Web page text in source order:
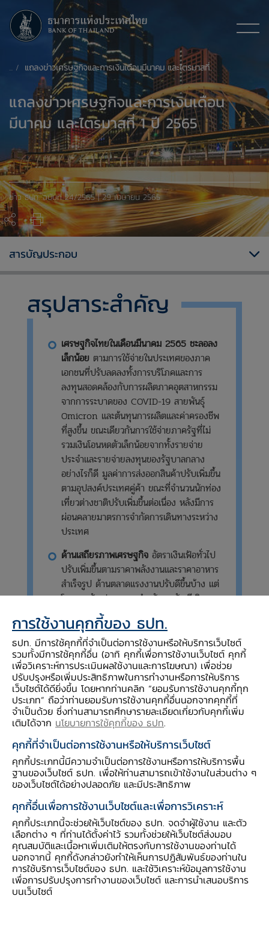
แถลงข่าวเศรษฐกิจและการเงินเดือนมีนาคม และไตรมาสที่ 1 ปี 2565
แถลงข่าวเศรษฐกิจและการเงินเดือน
มีนาคม และไตรมาสที่ 1 ปี 2565
ข่าว ธปท. ​ฉบับที่ 24/2565 | 29 เมษายน 2565
สรุปสาระสำคัญ
​เศรษฐกิจไทยในเดือนมีนาคม 2565 ชะลอลง
เล็กน้อย ตามการใช้จ่ายในประเทศของภาค
เอกชนที่ปรับลดลงทั้งการบริโภคและการ
ลงทุนสอดคล้องกับการผลิตภาคอุตสาหกรรม
จากการระบาดของ COVID-19 สายพันธุ์
Omicron และต้นทุนการผลิตและค่าครองชีพ
ที่สูงขึ้น ขณะเดียวกันการใช้จ่ายภาครัฐที่ไม่
รวมเงินโอนหดตัวเล็กน้อยจากทั้งรายจ่าย
ประจำและรายจ่ายลงทุนของรัฐบาลกลาง
อย่างไรก็ดี มูลค่าการส่งออกสินค้าปรับเพิ่มขึ้น
ตามอุปสงค์ประเทศคู่ค้า ขณะที่จำนวนนักท่อง
เที่ยวต่างชาติปรับเพิ่มขึ้นต่อเนื่อง หลังมีการ
ผ่อนคลายมาตรการจำกัดการเดินทางระหว่าง
ประเทศ
ด้านเสถียรภาพเศรษฐกิจ อัตราเงินเฟ้อทั่วไป
ปรับเพิ่มขึ้นตามราคาพลังงานและราคาอาหาร
สำเร็จรูป ด้านตลาดแรงงานปรับดีขึ้นบ้าง แต่
โดยรวมยังเปราะบาง สำหรับดุลบัญชีเดิน
สะพัดกลับมาเกินดุลตามดุลการค้าที่เกินดุล
เพิ่มขึ้น ขณะที่ดุลบริการ รายได้ และเงินโอน
ขาดดุลใกล้เคียงกับเดือนก่อน
รายละเอียดของภาวะเศรษฐกิจไทย มีดังนี้
เครื่องชี้การบริโภคภาคเอกชนที่ขจัดปัจจัยฤดูกาลแล้ว
ปรับลดลงจากเดือนก่อน โดยเฉพาะหมวดสินค้า
คงทน สอดคล้องกับความเชื่อมั่นผู้บริโภค โดยเป็น
ผลจากสถานการณ์การระบาดของ COVID-19 สาย
พันธุ์ Omicron และค่าครองชีพที่สูงขึ้นซึ่งบั่นทอน
กำลังซื้อของภาคครัวเรือน
เครื่องชี้การลงทุนภาคเอกชนที่ขจัดปัจจัยฤดูกาลแล้ว
ปรับลดลงจากเดือนก่อน สอดคล้องกับความเชื่อมั่น
ด้านการลงทุนของภาคธุรกิจ โดยปรับลดลงทั้ง
สารบัญประกอบ
การใช้งานคุกกี้ของ ธปท.
ธปท. มีการใช้คุกกี้ที่จำเป็นต่อการใช้งานหรือให้บริการเว็บไซต์
รวมทั้งมีการใช้คุกกี้อื่น (อาทิ คุกกี้เพื่อการใช้งานเว็บไซต์ คุกกี้
เพื่อวิเคราะห์การประเมินผลใช้งานและการโฆษณา) เพื่อช่วย
ปรับปรุงหรือเพิ่มประสิทธิภาพในการทำงานหรือการให้บริการ
เว็บไซต์ได้ดียิ่งขึ้น โดยหากท่านคลิก “ยอมรับการใช้งานคุกกี้ทุก
ประเภท” ถือว่าท่านยอมรับการใช้งานคุกกี้อื่นนอกจากคุกกี้ที่
จำเป็นด้วย ซึ่งท่านสามารถศึกษารายละเอียดเกี่ยวกับคุกกี้เพิ่ม
เติมได้จาก นโยบายการใช้คุกกี้ของ ธปท.
คุกกี้ที่จำเป็นต่อการใช้งานหรือให้บริการเว็บไซต์
คุกกี้ประเภทนี้มีความจำเป็นต่อการใช้งานหรือการให้บริการพื้น
ฐานของเว็บไซต์ ธปท. เพื่อให้ท่านสามารถเข้าใช้งานในส่วนต่าง ๆ
ของเว็บไซต์ได้อย่างปลอดภัย และมีประสิทธิภาพ
คุกกี้อื่นเพื่อการใช้งานเว็บไซต์และเพื่อการวิเคราะห์
คุกกี้ประเภทนี้จะช่วยให้เว็บไซต์ของ ธปท. จดจำผู้ใช้งาน และตัว
เลือกต่าง ๆ ที่ท่านได้ตั้งค่าไว้ รวมทั้งช่วยให้เว็บไซต์ส่งมอบ
คุณสมบัติและเนื้อหาเพิ่มเติมให้ตรงกับการใช้งานของท่านได้
นอกจากนี้ คุกกี้ดังกล่าวยังทำให้เห็นการปฏิสัมพันธ์ของท่านใน
การใช้บริการเว็บไซต์ของ ธปท. และใช้วิเคราะห์ข้อมูลการใช้งาน
เพื่อการปรับปรุงการทำงานของเว็บไซต์ และการนำเสนอบริการ
บนเว็บไซต์